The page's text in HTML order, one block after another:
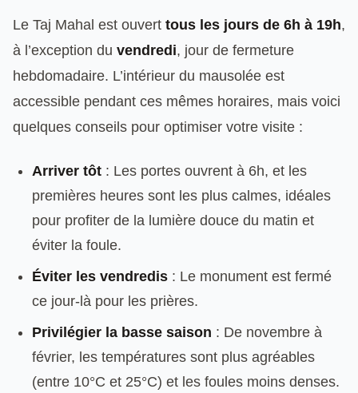
Le Taj Mahal est ouvert tous les jours de 6h à 19h,
à l’exception du vendredi, jour de fermeture
hebdomadaire. L’intérieur du mausolée est
accessible pendant ces mêmes horaires, mais voici
quelques conseils pour optimiser votre visite :
Arriver tôt : Les portes ouvrent à 6h, et les
premières heures sont les plus calmes, idéales
pour profiter de la lumière douce du matin et
éviter la foule.
Éviter les vendredis : Le monument est fermé
ce jour-là pour les prières.
Privilégier la basse saison : De novembre à
février, les températures sont plus agréables
(entre 10°C et 25°C) et les foules moins denses.